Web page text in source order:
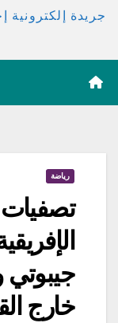
جريدة إلكترونية
رياضة
تصفيات
جيبوتي
خارج